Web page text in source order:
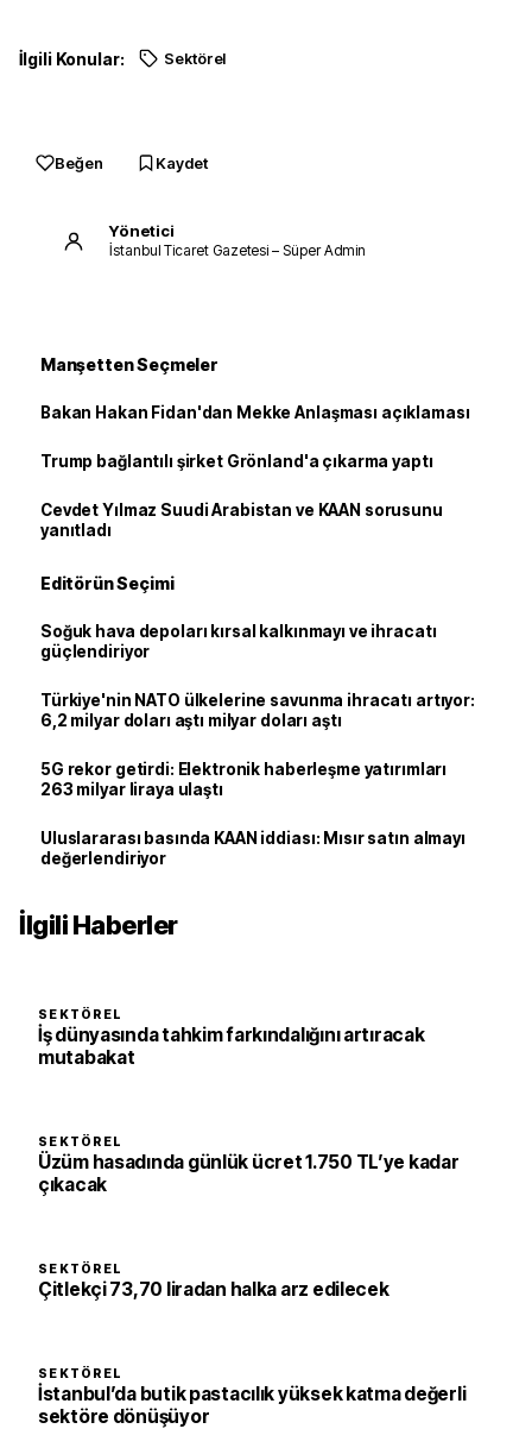
İlgili Konular: Sektörel
Beğen Kaydet
Yönetici
İstanbul Ticaret Gazetesi – Süper Admin
Manşetten Seçmeler
Bakan Hakan Fidan'dan Mekke Anlaşması açıklaması
Trump bağlantılı şirket Grönland'a çıkarma yaptı
Cevdet Yılmaz Suudi Arabistan ve KAAN sorusunu
yanıtladı
Editörün Seçimi
Soğuk hava depoları kırsal kalkınmayı ve ihracatı
güçlendiriyor
Türkiye'nin NATO ülkelerine savunma ihracatı artıyor:
6,2 milyar doları aştı milyar doları aştı
5G rekor getirdi: Elektronik haberleşme yatırımları
263 milyar liraya ulaştı
Uluslararası basında KAAN iddiası: Mısır satın almayı
değerlendiriyor
İlgili Haberler
SEKTÖREL
İş dünyasında tahkim farkındalığını artıracak
mutabakat
SEKTÖREL
Üzüm hasadında günlük ücret 1.750 TL’ye kadar
çıkacak
SEKTÖREL
Çitlekçi 73,70 liradan halka arz edilecek
SEKTÖREL
İstanbul’da butik pastacılık yüksek katma değerli
sektöre dönüşüyor